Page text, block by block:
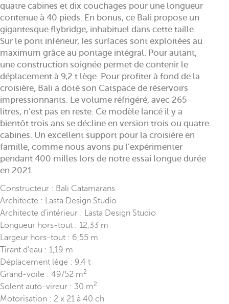
quatre cabines et dix couchages pour une longueur
contenue à 40 pieds. En bonus, ce Bali propose un
gigantesque flybridge, inhabituel dans cette taille.
Sur le pont inférieur, les surfaces sont exploitées au
maximum grâce au pontage intégral. Pour autant,
une construction soignée permet de contenir le
déplacement à 9,2 t lège. Pour profiter à fond de la
croisière, Bali a doté son Catspace de réservoirs
impressionnants. Le volume réfrigéré, avec 265
litres, n’est pas en reste. Ce modèle lancé il y a
bientôt trois ans se décline en version trois ou quatre
cabines. Un excellent support pour la croisière en
famille, comme nous avons pu l’expérimenter
pendant 400 milles lors de notre essai longue durée
en 2021.
Constructeur : Bali Catamarans
Architecte : Lasta Design Studio
Architecte d’intérieur : Lasta Design Studio
Longueur hors-tout : 12,33 m
Largeur hors-tout : 6,55 m
Tirant d’eau : 1,19 m
Déplacement lège : 9,4 t
Grand-voile : 49/52 m2
Solent auto-vireur : 30 m2
Motorisation : 2 x 21 à 40 ch